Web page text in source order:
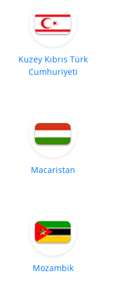
Kuzey Kıbrıs Türk
Cumhuriyeti
Macaristan
Mozambik